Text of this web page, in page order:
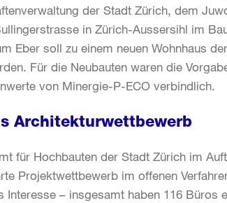
der Stadt Zürich, dem
in Zürich-Aussersihl im
Eber soll zu einem neuen Wohnhaus
Für die Neubauten waren die
von Minergie-P-ECO verbindlich.
Architekturwettbewerb
für Hochbauten der Stadt Zürich im
Projektwettbewerb im offenen
Interesse – insgesamt haben 116 Büros